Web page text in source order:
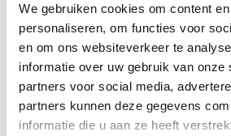
We gebruiken cookies om content
personaliseren, om functies voor
en om ons websiteverkeer te
informatie over uw gebruik van onze
partners voor social media,
partners kunnen deze gegevens
informatie die u aan ze heeft
7 juni 2019